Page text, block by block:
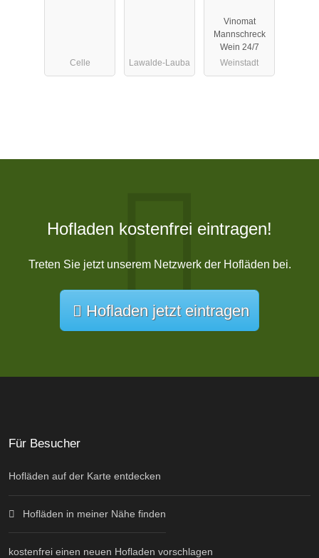
Celle Lawalde-Lauba
(Weinautom
at)
Vinomat
Mannschreck
Wein 24/7
Weinstadt
Hofladen kostenfrei eintragen!
Treten Sie jetzt unserem Netzwerk der Hofläden bei.
Hofladen jetzt eintragen
Für Besucher
Hofläden auf der Karte entdecken
Hofläden in meiner Nähe finden
kostenfrei einen neuen Hofladen vorschlagen